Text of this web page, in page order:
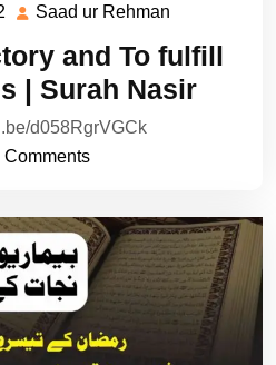
July
2022
Saad ur Rehman
Rehman
and To fulfill
| Surah Nasir
d058RgrVGCk
Comments